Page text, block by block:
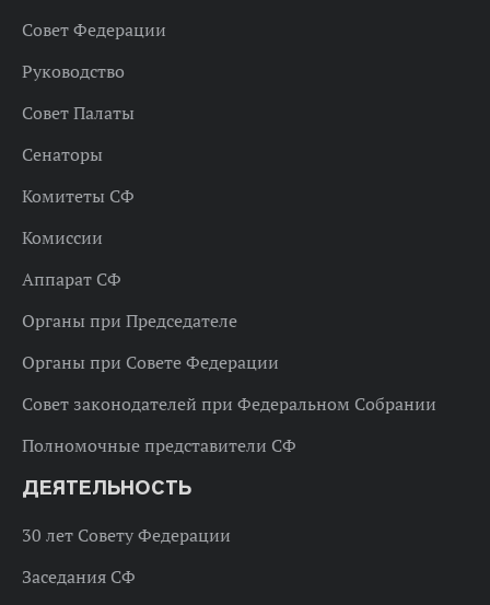
Совет Федерации
Руководство
Совет Палаты
Сенаторы
Комитеты СФ
Комиссии
Аппарат СФ
Органы при Председателе
Органы при Совете Федерации
Совет законодателей при Федеральном Собрании
Полномочные представители СФ
ДЕЯТЕЛЬНОСТЬ
30 лет Совету Федерации
Заседания СФ